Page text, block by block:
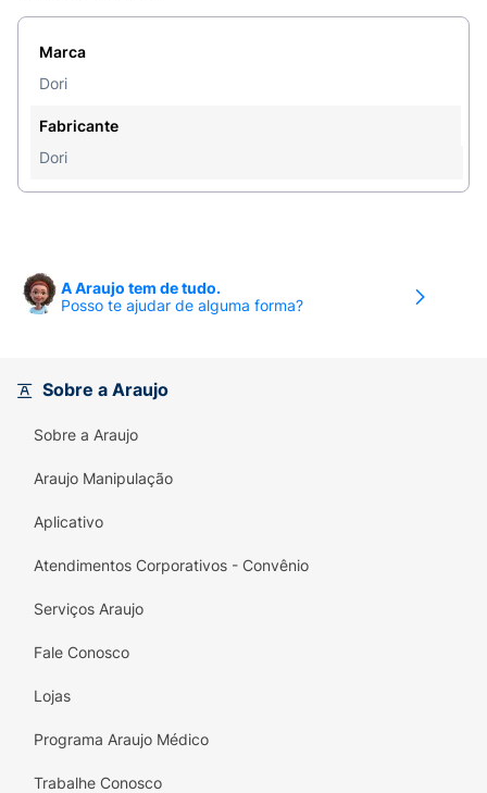
Marca
Dori
Fabricante
Dori
A Araujo tem de tudo.
Posso te ajudar de alguma forma?
Sobre a Araujo
Sobre a Araujo
Araujo Manipulação
Aplicativo
Atendimentos Corporativos - Convênio
Serviços Araujo
Fale Conosco
Lojas
Programa Araujo Médico
Trabalhe Conosco